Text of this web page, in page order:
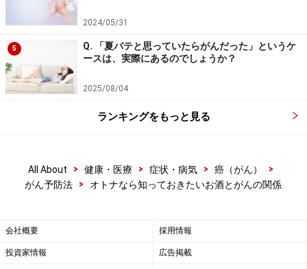
2024/05/31
5
Q. 「夏バテと思っていたらがんだった」というケ
ースは、実際にあるのでしょうか？
2025/08/04
ランキングをもっと見る
All About > 健康・医療 > 症状・病気 > 癌（がん）
>
がん予防法
> オトナなら知っておきたいお酒とがんの関係
会社概要 採用情報
投資家情報 広告掲載